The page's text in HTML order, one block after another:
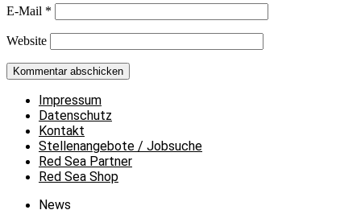
E-Mail *
Website
Impressum
Datenschutz
Kontakt
Stellenangebote / Jobsuche
Red Sea Partner
Red Sea Shop
News